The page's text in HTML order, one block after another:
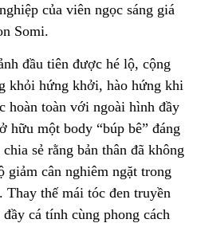
của viên ngọc sáng giá
Somi.
đầu tiên được hé lộ, cộng
khỏi hứng khởi, hào hứng khi
hoàn toàn với ngoài hình đầy
hữu một body “búp bê” đáng
sẻ rằng bản thân đã không
giảm cân nghiêm ngặt trong
thế mái tóc đen truyền
cá tính cùng phong cách